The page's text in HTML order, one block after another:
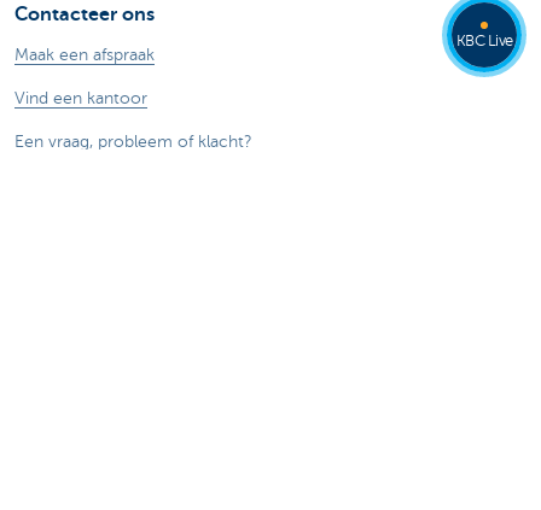
Contacteer ons
Maak een afspraak
Vind een kantoor
Een vraag, probleem of klacht?
KBC Live